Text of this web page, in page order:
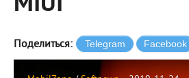
Поделиться: